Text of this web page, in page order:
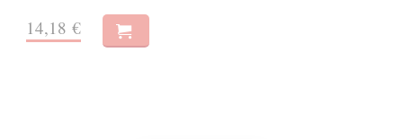
14,18 €